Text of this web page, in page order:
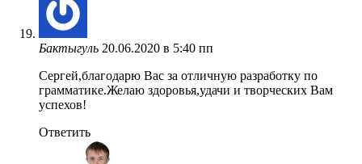
Бактыгуль 20.06.2020 в 5:40 пп
Сергей,благодарю Вас за отличную разработку по
грамматике.Желаю здоровья,удачи и творческих Вам
успехов!
Ответить